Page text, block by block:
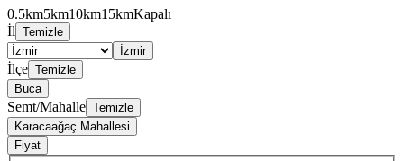
0.5km5km10km15kmKapalı
İl Temizle
İzmir
İlçe Temizle
Buca
Semt/Mahalle Temizle
Karacaağaç Mahallesi
Fiyat